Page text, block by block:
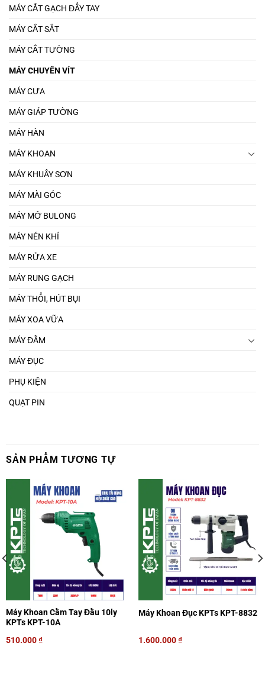
MÁY CẮT GẠCH ĐẨY TAY
MÁY CẮT SẮT
MÁY CẮT TƯỜNG
MÁY CHUYÊN VÍT
MÁY CƯA
MÁY GIÁP TƯỜNG
MÁY HÀN
MÁY KHOAN
MÁY KHUẤY SƠN
MÁY MÀI GÓC
MÁY MỞ BULONG
MÁY NÉN KHÍ
MÁY RỬA XE
MÁY RUNG GẠCH
MÁY THỔI, HÚT BỤI
MÁY XOA VỮA
MÁY ĐẦM
MÁY ĐỤC
PHỤ KIỆN
QUẠT PIN
SẢN PHẨM TƯƠNG TỰ
Máy Khoan Cầm Tay Đầu 10ly
KPTs KPT-10A
510.000₫
Máy Khoan Đục KPTs KPT-8832
1.600.000₫